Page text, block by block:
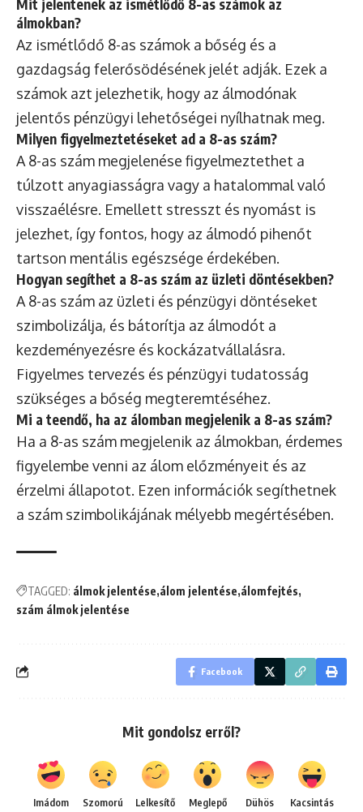
Mit jelentenek az ismétlődő 8-as számok az
álmokban?
Az ismétlődő 8-as számok a bőség és a
gazdagság felerősödésének jelét adják. Ezek a
számok azt jelezhetik, hogy az álmodónak
jelentős pénzügyi lehetőségei nyílhatnak meg.
Milyen figyelmeztetéseket ad a 8-as szám?
A 8-as szám megjelenése figyelmeztethet a
túlzott anyagiasságra vagy a hatalommal való
visszaélésre. Emellett stresszt és nyomást is
jelezhet, így fontos, hogy az álmodó pihenőt
tartson mentális egészsége érdekében.
Hogyan segíthet a 8-as szám az üzleti döntésekben?
A 8-as szám az üzleti és pénzügyi döntéseket
szimbolizálja, és bátorítja az álmodót a
kezdeményezésre és kockázatvállalásra.
Figyelmes tervezés és pénzügyi tudatosság
szükséges a bőség megteremtéséhez.
Mi a teendő, ha az álomban megjelenik a 8-as szám?
Ha a 8-as szám megjelenik az álmokban, érdemes
figyelembe venni az álom előzményeit és az
érzelmi állapotot. Ezen információk segíthetnek
a szám szimbolikájának mélyebb megértésében.
TAGGED: álmok jelentése álom jelentése álomfejtés
szám álmok jelentése
Facebook
Mit gondolsz erről?
Imádom Szomorú Lelkesítő Meglepő Dühös Kacsintás